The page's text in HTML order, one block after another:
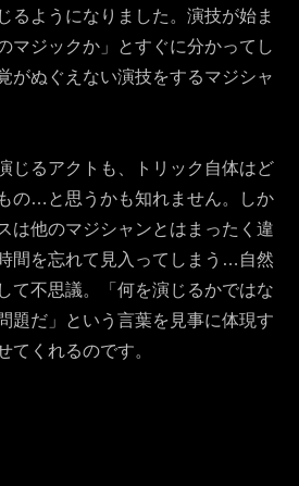
るようになりました。演技が始ま
マジックか」とすぐに分かってし
がぬぐえない演技をするマジシャ
じるアクトも、トリック自体はど
の…と思うかも知れません。しか
は他のマジシャンとはまったく違
間を忘れて見入ってしまう…自然
て不思議。「何を演じるかではな
題だ」という言葉を見事に体現す
てくれるのです。